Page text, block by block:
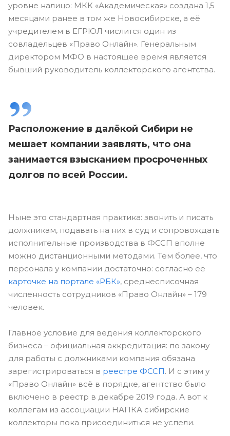
уровне налицо: МКК «Академическая» создана 1,5
месяцами ранее в том же Новосибирске, а её
учредителем в ЕГРЮЛ числится один из
совладельцев «Право Онлайн». Генеральным
директором МФО в настоящее время является
бывший руководитель коллекторского агентства.
Расположение в далёкой Сибири не
мешает компании заявлять, что она
занимается взысканием просроченных
долгов по всей России.
Ныне это стандартная практика: звонить и писать
должникам, подавать на них в суд и сопровождать
исполнительные производства в ФССП вполне
можно дистанционными методами. Тем более, что
персонала у компании достаточно: согласно её
карточке на портале «РБК», среднесписочная
численность сотрудников «Право Онлайн» – 179
человек.
Главное условие для ведения коллекторского
бизнеса – официальная аккредитация: по закону
для работы с должниками компания обязана
зарегистрироваться в реестре ФССП. И с этим у
«Право Онлайн» всё в порядке, агентство было
включено в реестр в декабре 2019 года. А вот к
коллегам из ассоциации НАПКА сибирские
коллекторы пока присоединиться не успели.